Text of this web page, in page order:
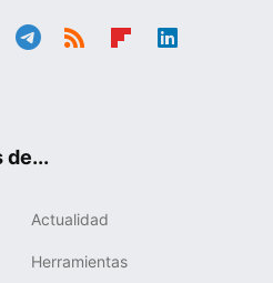
de...
Actualidad
Herramientas